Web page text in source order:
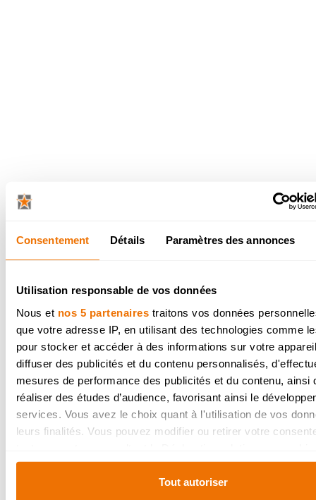
Consentement Détails Paramètres des annonces
Utilisation responsable de vos données
Nous et nos 5 partenaires traitons vos données
que votre adresse IP, en utilisant des technologies comme
pour stocker et accéder à des informations sur votre
diffuser des publicités et du contenu personnalisés,
mesures de performance des publicités et du contenu, ainsi
réaliser des études d’audience, favorisant ainsi le
services. Vous avez le choix quant à l'utilisation de vos
leurs finalités. Vous pouvez modifier ou retirer votre
cliquant sur l'icône de confidentialité.
Tout autoriser
Autres témoignages clients
Une cuisine Dovy moderne
s'exhibe dans une